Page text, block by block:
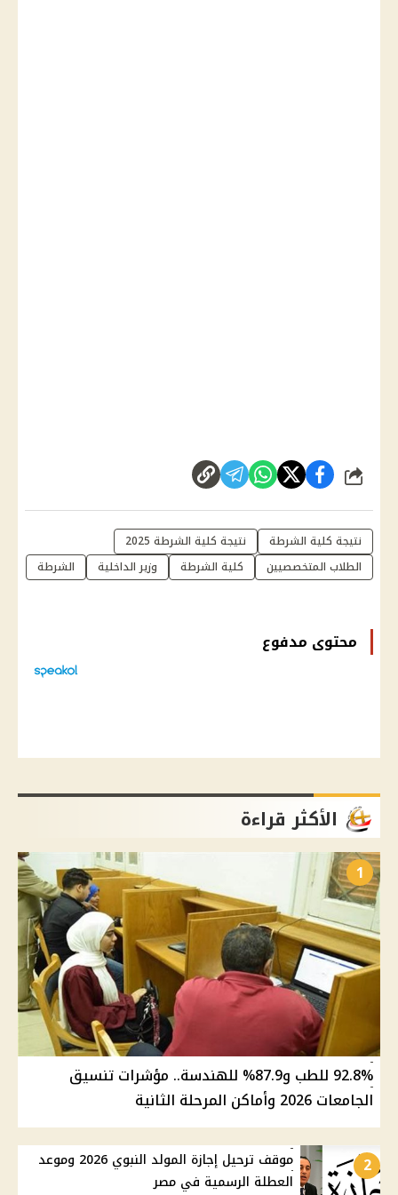
شارك
نتيجة كلية الشرطة
نتيجة كلية الشرطة 2025
الطلاب المتخصصيين
كلية الشرطة وزير الداخلية الشرطة
محتوى مدفوع
الأكثر قراءة
1
92.8% للطب و87.9% للهندسة.. مؤشرات تنسيق
الجامعات 2026 وأماكن المرحلة الثانية
2
موقف ترحيل إجازة المولد النبوي 2026 وموعد
العطلة الرسمية في مصر